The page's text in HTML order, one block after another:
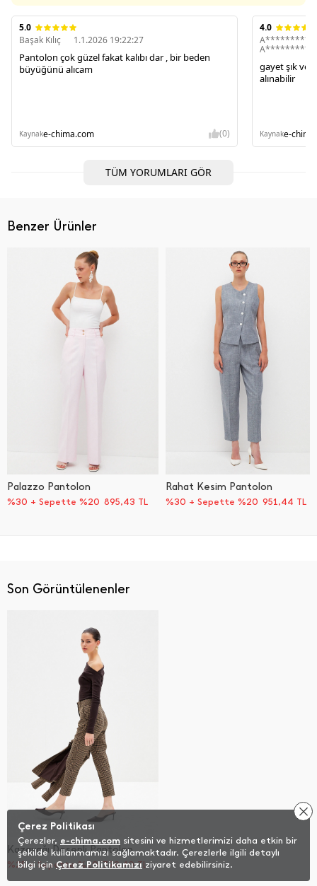
5.0
Başak Kılıç
1.1.2026 19:22:27
Pantolon çok güzel fakat kalıbı dar , bir beden
büyüğünü alıcam
Kaynake-chima.com (0)
4.0
gayet şık ve
alınabilir
Kaynake-
TÜM YORUMLARI GÖR
Benzer Ürünler
Palazzo Pantolon
%30 + Sepette %20 895,43 TL
Rahat Kesim Pantolon
%30 + Sepette %20 951,44 TL
Son Görüntülenenler
Kazayağı Desenli Pantolon
%25 + Sepette %20 779,40TL
Çerez Politikası
Çerezler, e-chima.com sitesini ve hizmetlerimizi daha etkin bir
şekilde kullanmamızı sağlamaktadır. Çerezlerle ilgili detaylı
bilgi içinÇerez Politikamızıziyaret edebilirsiniz.